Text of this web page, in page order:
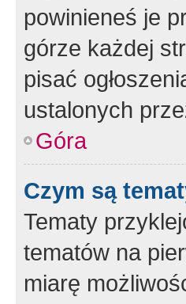
powinieneś je
górze każdej
pisać
ustalonych
Góra
Czym są
Tematy
tematów na
miarę